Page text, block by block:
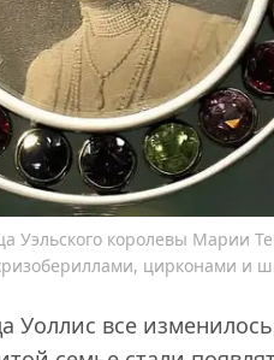
Уэльского королевы Марии
цирконами и
Уоллис все